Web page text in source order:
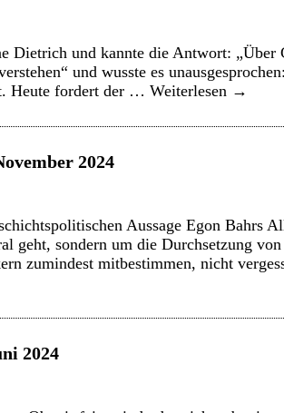
Dietrich und kannte die Antwort:
und wusste es
Heute fordert der … Weiterlesen →
2024
Aussage Egon Bahrs
geht, sondern um die Durchsetzung von
zumindest mitbestimmen, nicht
2024